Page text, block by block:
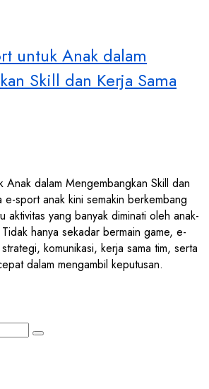
untuk Anak dalam
Skill dan Kerja Sama
Anak dalam Mengembangkan Skill dan
e-sport anak kini semakin berkembang
aktivitas yang banyak diminati oleh anak-
hanya sekadar bermain game, e-
komunikasi, kerja sama tim, serta
dalam mengambil keputusan.